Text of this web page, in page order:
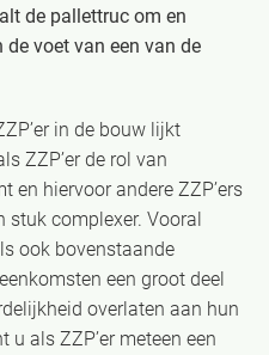
de pallettruc om en
voet van een van de
in de bouw lijkt
ZZP’er de rol van
en hiervoor andere ZZP’ers
stuk complexer. Vooral
ook bovenstaande
een groot deel
overlaten aan hun
u als ZZP’er meteen een